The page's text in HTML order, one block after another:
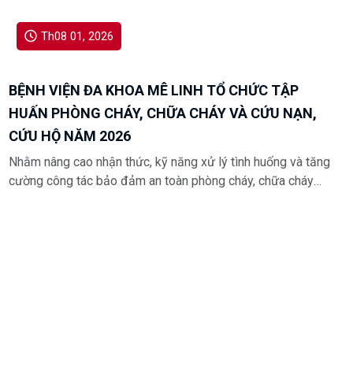
Th08 01, 2026
BỆNH VIỆN ĐA KHOA MÊ LINH TỔ CHỨC TẬP
HUẤN PHÒNG CHÁY, CHỮA CHÁY VÀ CỨU NẠN,
CỨU HỘ NĂM 2026
Nhằm nâng cao nhận thức, kỹ năng xử lý tình huống và tăng
cường công tác bảo đảm an toàn phòng cháy, chữa cháy